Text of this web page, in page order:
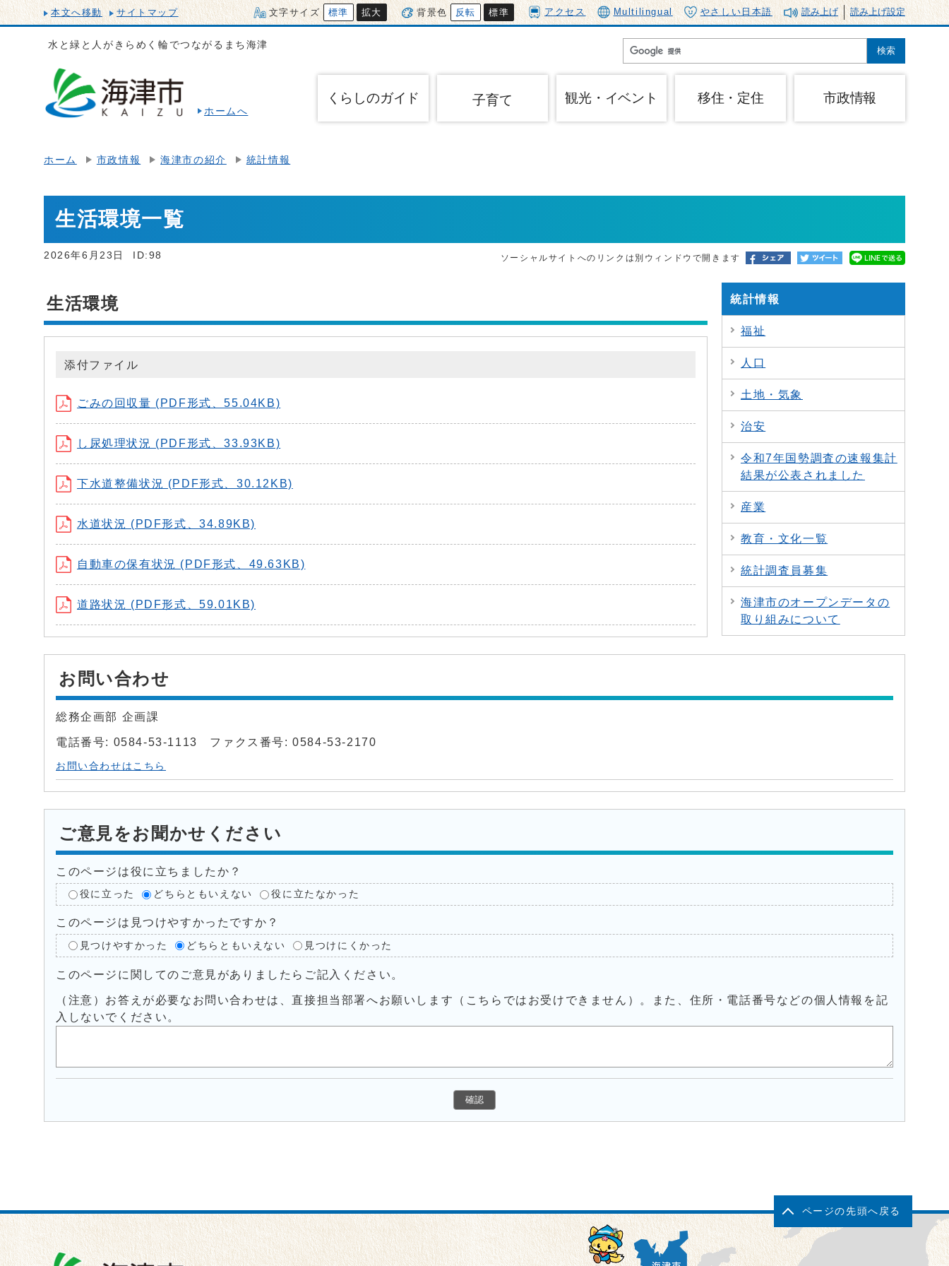
本文へ移動 サイトマップ 文字サイズ 標準 拡大 背景色 反転 標準 アクセス Multilingual やさしい日本語 読み上げ 読み上げ設定
水と緑と人がきらめく輪でつながるまち海津
ホームへ
くらしのガイド 子育て 観光・イベント 移住・定住 市政情報
ホーム 市政情報 海津市の紹介 統計情報
生活環境一覧
2026年6月23日 ID:98 ソーシャルサイトへのリンクは別ウィンドウで開きます
生活環境
添付ファイル
ごみの回収量 (PDF形式、55.04KB)
し尿処理状況 (PDF形式、33.93KB)
下水道整備状況 (PDF形式、30.12KB)
水道状況 (PDF形式、34.89KB)
自動車の保有状況 (PDF形式、49.63KB)
道路状況 (PDF形式、59.01KB)
統計情報
福祉
人口
土地・気象
治安
令和7年国勢調査の速報集計
結果が公表されました
産業
教育・文化一覧
統計調査員募集
海津市のオープンデータの
取り組みについて
お問い合わせ
総務企画部 企画課
電話番号: 0584-53-1113 ファクス番号: 0584-53-2170
お問い合わせはこちら
ご意見をお聞かせください
このページは役に立ちましたか？
役に立った どちらともいえない 役に立たなかった
このページは見つけやすかったですか？
見つけやすかった どちらともいえない 見つけにくかった
このページに関してのご意見がありましたらご記入ください。
（注意）お答えが必要なお問い合わせは、直接担当部署へお願いします（こちらではお受けできません）。また、住所・電話番号などの個人情報を記
入しないでください。
ページの先頭へ戻る